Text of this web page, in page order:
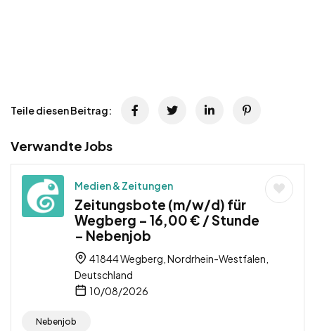
Teile diesen Beitrag:
Verwandte Jobs
Medien & Zeitungen
Zeitungsbote (m/w/d) für
Wegberg – 16,00 € / Stunde
– Nebenjob
41844 Wegberg, Nordrhein-Westfalen,
Deutschland
10/08/2026
Nebenjob